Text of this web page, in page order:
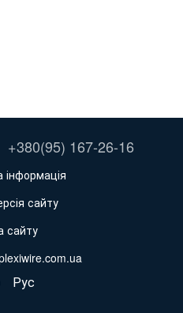
+380(95) 167-26-16
інформація
сайту
сайту
Рус